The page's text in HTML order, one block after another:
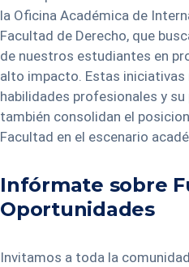
la Oficina Académica de
Facultad de Derecho, que
de nuestros estudiantes en
alto impacto. Estas
habilidades profesionales y
también consolidan el
Facultad en el escenario
Infórmate sobre
Oportunidades
Invitamos a toda la